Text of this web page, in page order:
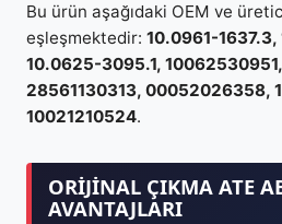
Bu ürün aşağıdaki OEM ve
eşleşmektedir: 10.0961-1637.3,
10.0625-3095.1,
28561130313, 00052026358,
10021210524.
ORIJINAL ÇIKMA ATE
AVANTAJLARI